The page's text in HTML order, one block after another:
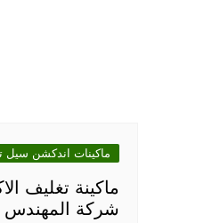
ماكينات اندكشن سيل
ماكينة تغليف
شركة